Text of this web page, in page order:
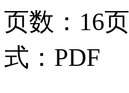
页数：16页
式：PDF